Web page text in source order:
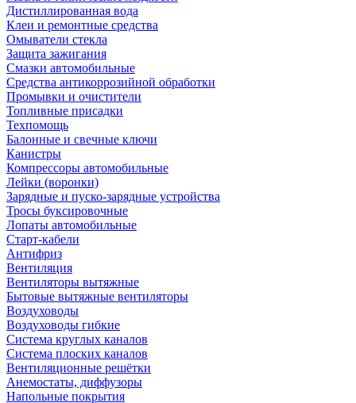
Дистиллированная вода
Клеи и ремонтные средства
Омыватели стекла
Защита зажигания
Смазки автомобильные
Средства антикоррозийной обработки
Промывки и очистители
Топливные присадки
Техпомощь
Балонные и свечные ключи
Канистры
Компрессоры автомобильные
Лейки (воронки)
Зарядные и пуско-зарядные устройства
Тросы буксировочные
Лопаты автомобильные
Старт-кабели
Антифриз
Вентиляция
Вентиляторы вытяжные
Бытовые вытяжные вентиляторы
Воздуховоды
Воздуховоды гибкие
Система круглых каналов
Система плоских каналов
Вентиляционные решётки
Анемостаты, диффузоры
Напольные покрытия